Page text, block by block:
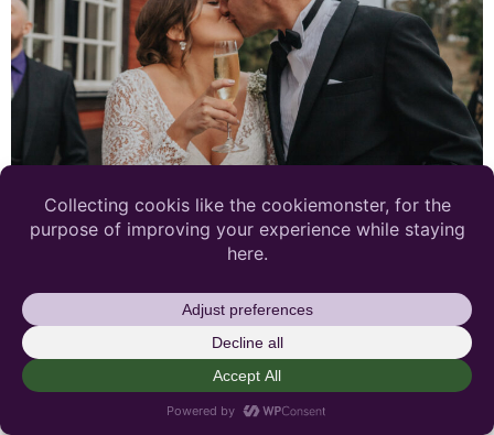
Tänk dig en varm, solig och glädjefylld septemberdag
och ni har Evelina och Anders bröllopsdag framför er.
gjorde bröllopet på sitt eget sätt.